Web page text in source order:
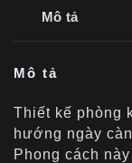
Mô tả
Mô tả
Thiết kế phòng
hướng ngày
Phong cách